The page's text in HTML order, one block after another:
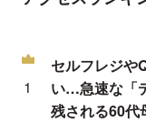
セルフレジや
い…急速な「
残される60代